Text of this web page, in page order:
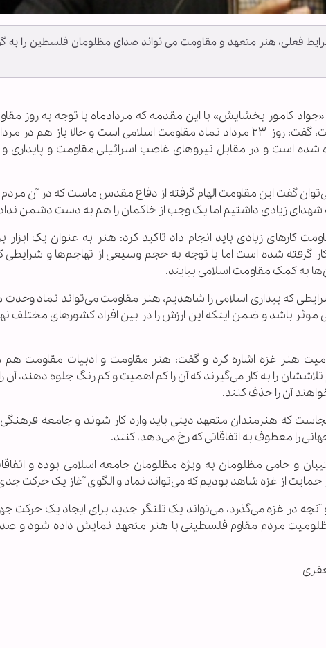
فعلی، هنر متعهد و مقاومت می تواند صدای مظلومان فلسطین را
«جواد کامور بخشایش» با این مقدمه که مردادماه با توجه به روز
بازگشت آزادگان ماهی مهم و گرامی است، گفت: روز ۲۳ مرداد نماد مقاومت اسلامی است و حالا
است و در مقابل نیروهای غاصب اسرائیلی مقاومت و پایداری و
گفت این مقاومت الهام گرفته از دفاع مقدس ماست که در آن
شهدای زیادی داشتیم اما یک وجب از خاکمان را هم به دست دشمن
کارهای زیادی باید انجام داد تاکید کرد: هنر به عنوان یک ابزار
گرفته شده است اما با توجه به حجم وسیعی از تهاجم‌ها و شرایطی
به کمک مقاومت اسلامی بیایند.
که بیداری اسلامی را شاهدیم، هنر مقاومت می‌تواند نماد وحدت
باشد و ضمن اینکه این ارزش را در بین افراد کشورهای مختلف
هنر غزه اشاره کرد و گفت: هنر مقاومت و ادبیات مقاومت هم
را به کار می‌گیرند که آن را کم اهمیت و کم رنگ جلوه دهند، آن
آن را حذف کنند.
که هنرمندان متعهد دینی باید وارد کار شوند و جامعه فرهنگی
را معطوف به اتفاقاتی که رخ می‌دهد، کنند.
و حامی مظلومان به ویژه مظلومان جامعه اسلامی بوده و
از غزه شاهد بودیم که می‌تواند نماد و الگوی آغاز یک حرکت
در غزه می‌گذرد، می‌تواند یک تلنگر جدید برای ایجاد یک حرکت
مردم مقاوم فلسطینی با هنر متعهد نمایش داده شود و